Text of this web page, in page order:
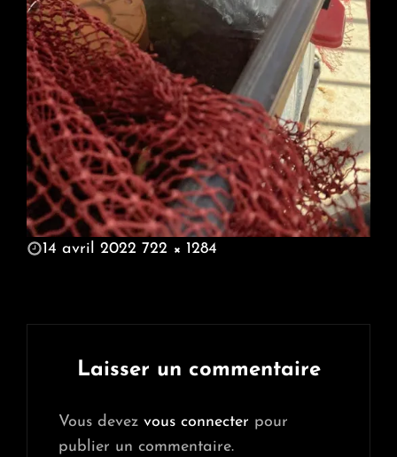
POSTED
14 avril 2022 722 × 1284
Laisser un commentaire
Vous devez vous connecter pour
publier un commentaire.